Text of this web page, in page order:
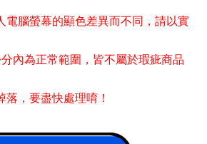
電腦螢幕的顯色差異而不同，請以實
內為正常範圍，皆不屬於瑕疵商品
，要盡快處理唷！